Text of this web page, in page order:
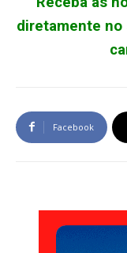
diretamente no
Facebook